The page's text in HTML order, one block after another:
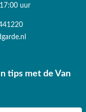
de leveranciers. Wil
gratis deskundig
showrooms. Met
Tuinmeubelen het
Alles voor jouw tuin,
uur
tips met de Van